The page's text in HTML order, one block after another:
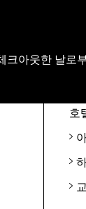
크아웃한 날로
호